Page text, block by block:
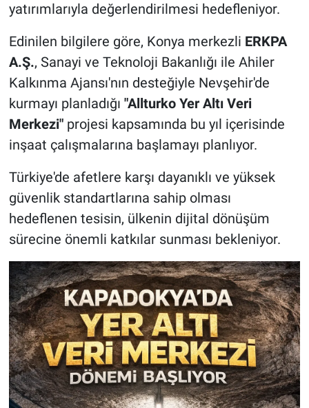
yatırımlarıyla değerlendirilmesi hedefleniyor.
Edinilen bilgilere göre, Konya merkezli ERKPA
A.Ş., Sanayi ve Teknoloji Bakanlığı ile Ahiler
Kalkınma Ajansı'nın desteğiyle Nevşehir'de
kurmayı planladığı "Allturko Yer Altı Veri
Merkezi"projesi kapsamında bu yıl içerisinde
inşaat çalışmalarına başlamayı planlıyor.
Türkiye'de afetlere karşı dayanıklı ve yüksek
güvenlik standartlarına sahip olması
hedeflenen tesisin, ülkenin dijital dönüşüm
sürecine önemli katkılar sunması bekleniyor.